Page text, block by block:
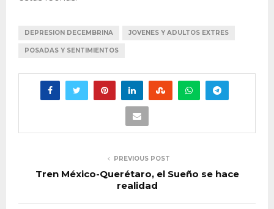
DEPRESION DECEMBRINA JOVENES Y ADULTOS EXTRES
POSADAS Y SENTIMIENTOS
PREVIOUS POST
Tren México-Querétaro, el Sueño se hace
realidad